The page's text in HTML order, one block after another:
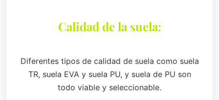
Calidad de la suela:
Diferentes tipos de calidad de suela como suela
TR, suela EVA y suela PU, y suela de PU son
todo viable y seleccionable.